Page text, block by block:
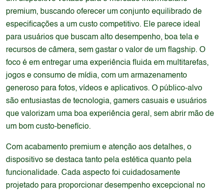
premium, buscando oferecer um conjunto equilibrado de
especificações a um custo competitivo. Ele parece ideal
para usuários que buscam alto desempenho, boa tela e
recursos de câmera, sem gastar o valor de um flagship. O
foco é em entregar uma experiência fluida em multitarefas,
jogos e consumo de mídia, com um armazenamento
generoso para fotos, vídeos e aplicativos. O público-alvo
são entusiastas de tecnologia, gamers casuais e usuários
que valorizam uma boa experiência geral, sem abrir mão de
um bom custo-benefício.
Com acabamento premium e atenção aos detalhes, o
dispositivo se destaca tanto pela estética quanto pela
funcionalidade. Cada aspecto foi cuidadosamente
projetado para proporcionar desempenho excepcional no